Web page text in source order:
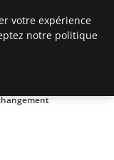
votre expérience
notre politique